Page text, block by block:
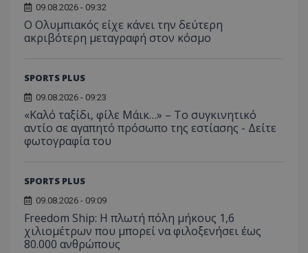
09.08.2026 - 09:32
Ο Ολυμπιακός είχε κάνει την δεύτερη
ακριβότερη μεταγραφή στον κόσμο
SPORTS PLUS
09.08.2026 - 09:23
«Καλό ταξίδι, φίλε Μάικ…» – Το συγκινητικό
αντίο σε αγαπητό πρόσωπο της εστίασης - Δείτε
φωτογραφία του
SPORTS PLUS
09.08.2026 - 09:09
Freedom Ship: Η πλωτή πόλη μήκους 1,6
χιλιομέτρων που μπορεί να φιλοξενήσει έως
80.000 ανθρώπους